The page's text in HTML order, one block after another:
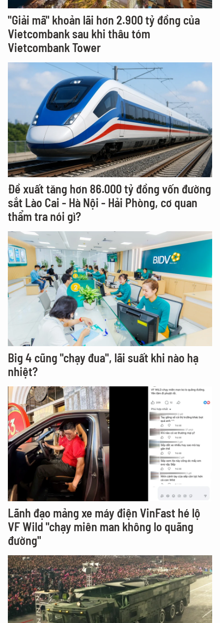
"Giải mã" khoản lãi hơn 2.900 tỷ đồng của
Vietcombank sau khi thâu tóm
Vietcombank Tower
Đề xuất tăng hơn 86.000 tỷ đồng vốn đường
sắt Lào Cai - Hà Nội - Hải Phòng, cơ quan
thẩm tra nói gì?
Big 4 cũng "chạy đua", lãi suất khi nào hạ
nhiệt?
Lãnh đạo mảng xe máy điện VinFast hé lộ
VF Wild "chạy miên man không lo quãng
đường"